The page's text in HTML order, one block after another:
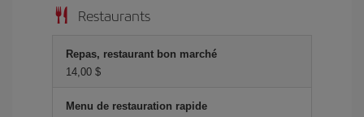
Restaurants
Repas, restaurant bon marché
14,00 $
Menu de restauration rapide